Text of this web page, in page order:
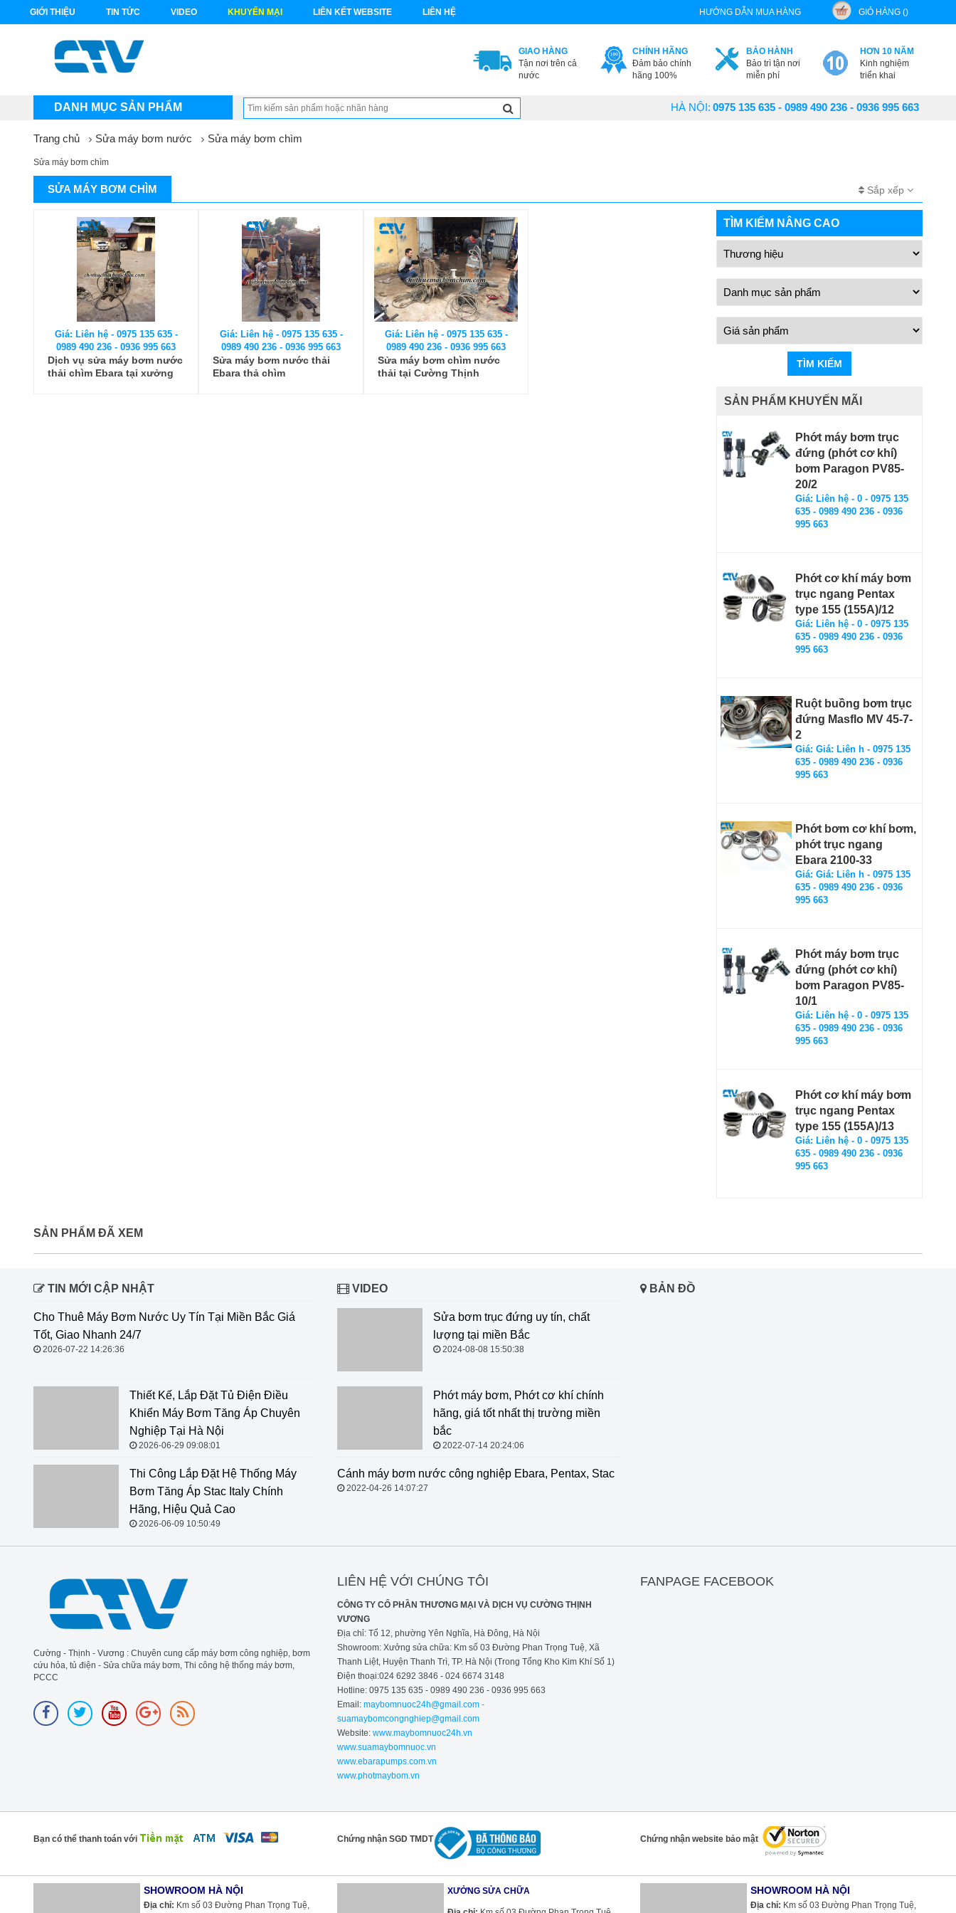
GIỚI THIỆU TIN TỨC VIDEO KHUYẾN MẠI LIÊN KẾT WEBSITE LIÊN HỆ HƯỚNG DẪN MUA HÀNG GIỎ HÀNG ()
GIAO HÀNG
Tận nơi trên cả
nước
CHÍNH HÃNG
Đảm bảo chính
hãng 100%
BẢO HÀNH
Bảo trì tận nơi
miễn phí
HƠN 10 NĂM
Kinh nghiệm
triển khai
DANH MỤC SẢN PHẨM HÀ NỘI: 0975 135 635 - 0989 490 236 - 0936 995 663
Trang chủ Sửa máy bơm nước Sửa máy bơm chìm
Sửa máy bơm chìm
SỬA MÁY BƠM CHÌM Sắp xếp
Giá: Liên hệ - 0975 135 635 -
0989 490 236 - 0936 995 663
Dịch vụ sửa máy bơm nước
thải chìm Ebara tại xưởng
Giá: Liên hệ - 0975 135 635 -
0989 490 236 - 0936 995 663
Sửa máy bơm nước thải
Ebara thả chìm
Giá: Liên hệ - 0975 135 635 -
0989 490 236 - 0936 995 663
Sửa máy bơm chìm nước
thải tại Cường Thịnh
TÌM KIẾM NÂNG CAO
TÌM KIẾM
SẢN PHẨM KHUYẾN MÃI
Phớt máy bơm trục
đứng (phớt cơ khí)
bơm Paragon PV85-
20/2
Giá: Liên hệ - 0 - 0975 135
635 - 0989 490 236 - 0936
995 663
Phớt cơ khí máy bơm
trục ngang Pentax
type 155 (155A)/12
Giá: Liên hệ - 0 - 0975 135
635 - 0989 490 236 - 0936
995 663
Ruột buồng bơm trục
đứng Masflo MV 45-7-
2
Giá: Giá: Liên h - 0975 135
635 - 0989 490 236 - 0936
995 663
Phớt bơm cơ khí bơm,
phớt trục ngang
Ebara 2100-33
Giá: Giá: Liên h - 0975 135
635 - 0989 490 236 - 0936
995 663
Phớt máy bơm trục
đứng (phớt cơ khí)
bơm Paragon PV85-
10/1
Giá: Liên hệ - 0 - 0975 135
635 - 0989 490 236 - 0936
995 663
Phớt cơ khí máy bơm
trục ngang Pentax
type 155 (155A)/13
Giá: Liên hệ - 0 - 0975 135
635 - 0989 490 236 - 0936
995 663
SẢN PHẨM ĐÃ XEM
TIN MỚI CẬP NHẬT
Cho Thuê Máy Bơm Nước Uy Tín
Tại Miền Bắc Giá Tốt, Giao Nhanh
Thiết Kế, Lắp Đặt Tủ Điện Điều Khiển Máy Bơm Tăng
Áp Chuyên Nghiệp Tại Hà Nội
Thi Công Lắp Đặt Hệ Thống Máy
Bơm Tăng Áp Stac Italy Chính
Hãng, Hiệu Quả Cao
2026-06-09 10:50:49
VIDEO
Sửa bơm trục đứng uy tín, chất
lượng tại miền Bắc
2024-08-08 15:50:38
Phớt máy bơm, Phớt cơ khí chính
hãng, giá tốt nhất thị trường miền
bắc
2022-07-14 20:24:06
Cánh máy bơm nước công nghiệp
BẢN ĐỒ
Cường - Thịnh - Vương : Chuyên cung cấp máy bơm công nghiệp, bơm
cứu hỏa, tủ điện - Sửa chữa máy bơm, Thi công hệ thống máy bơm,
PCCC
LIÊN HỆ VỚI CHÚNG TÔI
CÔNG TY CỔ PHẦN THƯƠNG MẠI VÀ DỊCH VỤ CƯỜNG THỊNH
VƯƠNG
Địa chỉ: Tổ 12, phường Yên Nghĩa, Hà Đông, Hà Nội
Showroom: Xưởng sửa chữa: Km số 03 Đường Phan Trọng Tuệ, Xã
Thanh Liệt, Huyện Thanh Trì, TP. Hà Nội (Trong Tổng Kho Kim Khí Số 1)
Điện thoại:024 6292 3846 - 024 6674 3148
Hotline: 0975 135 635 - 0989 490 236 - 0936 995 663
Email: maybomnuoc24h@gmail.com -
suamaybomcongnghiep@gmail.com
Website:www.maybomnuoc24h.vn
www.suamaybomnuoc.vn
www.ebarapumps.com.vn
www.photmaybom.vn
FANPAGE FACEBOOK
Bạn có thể thanh toán với Chứng nhận SGD TMDT Chứng nhận website bảo mật
SHOWROOM HÀ NỘI
Địa chỉ: Km số 03 Đường Phan Trọng Tuệ,
XƯỞNG SỬA CHỮA SHOWROOM HÀ NỘI
Địa chỉ: Km số 03 Đường Phan Trọng Tuệ,